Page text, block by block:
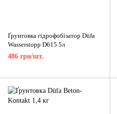
Ґрунтовка гідрофобізатор Düfa
Wasserstopp D615 5л
486 грн/шт.